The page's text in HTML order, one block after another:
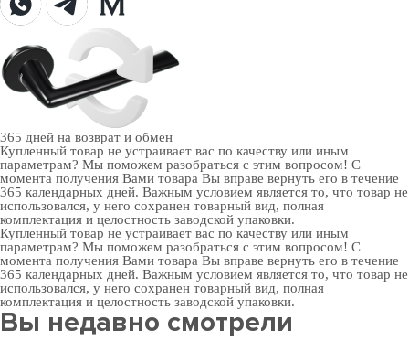
365 дней на возврат и обмен
Купленный товар не устраивает вас по качеству или иным
параметрам? Мы поможем разобраться с этим вопросом! С
момента получения Вами товара Вы вправе вернуть его в течение
365 календарных дней. Важным условием является то, что товар не
использовался, у него сохранен товарный вид, полная
комплектация и целостность заводской упаковки.
Купленный товар не устраивает вас по качеству или иным
параметрам? Мы поможем разобраться с этим вопросом! С
момента получения Вами товара Вы вправе вернуть его в течение
365 календарных дней. Важным условием является то, что товар не
использовался, у него сохранен товарный вид, полная
комплектация и целостность заводской упаковки.
Вы недавно смотрели